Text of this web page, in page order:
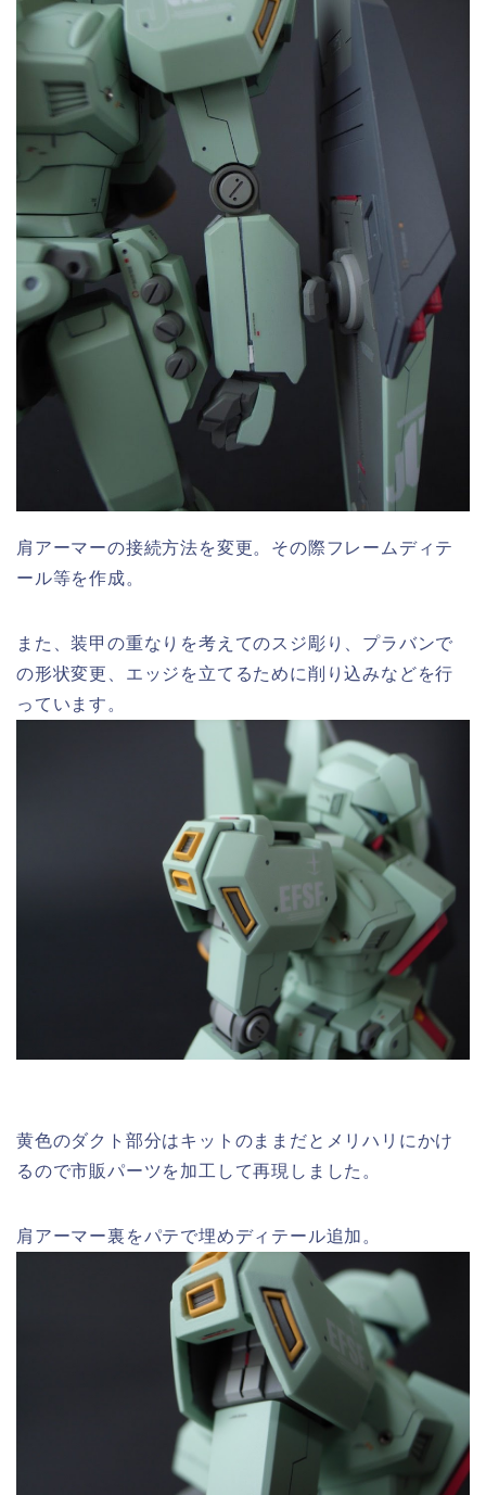
肩アーマーの接続方法を変更。その際フレームディテ
ール等を作成。
また、装甲の重なりを考えてのスジ彫り、プラバンで
の形状変更、エッジを立てるために削り込みなどを行
っています。
黄色のダクト部分はキットのままだとメリハリにかけ
るので市販パーツを加工して再現しました。
肩アーマー裏をパテで埋めディテール追加。